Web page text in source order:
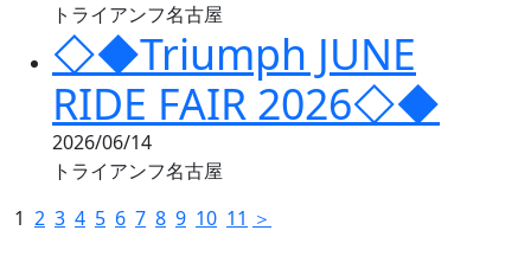
トライアンフ名古屋
◇◆Triumph JUNE
RIDE FAIR 2026◇◆
2026/06/14
トライアンフ名古屋
1 2 3 4 5 6 7 8 9 10 11 ＞